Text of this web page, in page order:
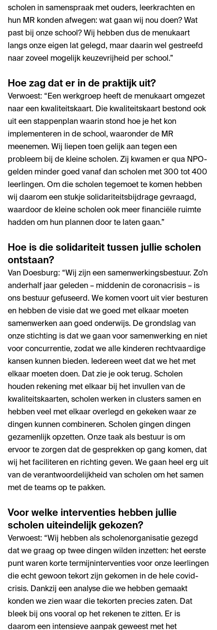
scholen in samenspraak met ouders, leerkrachten en
hun MR konden afwegen: wat gaan wij nou doen? Wat
past bij onze school? Wij hebben dus de menukaart
langs onze eigen lat gelegd, maar daarin wel gestreefd
naar zoveel mogelijk keuzevrijheid per school.”
Hoe zag dat er in de praktijk uit?
Verwoest: “Een werkgroep heeft de menukaart omgezet
naar een kwaliteitskaart. Die kwaliteitskaart bestond ook
uit een stappenplan waarin stond hoe je het kon
implementeren in de school, waaronder de MR
meenemen. Wij liepen toen gelijk aan tegen een
probleem bij de kleine scholen. Zij kwamen er qua NPO-
gelden minder goed vanaf dan scholen met 300 tot 400
leerlingen. Om die scholen tegemoet te komen hebben
wij daarom een stukje solidariteitsbijdrage gevraagd,
waardoor de kleine scholen ook meer financiële ruimte
hadden om hun plannen door te laten gaan.”
Hoe is die solidariteit tussen jullie scholen
ontstaan?
Van Doesburg: “Wij zijn een samenwerkingsbestuur. Zo’n
anderhalf jaar geleden – middenin de coronacrisis – is
ons bestuur gefuseerd. We komen voort uit vier besturen
en hebben de visie dat we goed met elkaar moeten
samenwerken aan goed onderwijs. De grondslag van
onze stichting is dat we gaan voor samenwerking en niet
voor concurrentie, zodat we alle kinderen rechtvaardige
kansen kunnen bieden. Iedereen weet dat we het met
elkaar moeten doen. Dat zie je ook terug. Scholen
houden rekening met elkaar bij het invullen van de
kwaliteitskaarten, scholen werken in clusters samen en
hebben veel met elkaar overlegd en gekeken waar ze
dingen kunnen combineren. Scholen gingen dingen
gezamenlijk opzetten. Onze taak als bestuur is om
ervoor te zorgen dat de gesprekken op gang komen, dat
wij het faciliteren en richting geven. We gaan heel erg uit
van de verantwoordelijkheid van scholen om het samen
met de teams op te pakken.
Voor welke interventies hebben jullie
scholen uiteindelijk gekozen?
Verwoest: “Wij hebben als scholenorganisatie gezegd
dat we graag op twee dingen wilden inzetten: het eerste
punt waren korte termijninterventies voor onze leerlingen
die echt gewoon tekort zijn gekomen in de hele covid-
crisis. Dankzij een analyse die we hebben gemaakt
konden we zien waar die tekorten precies zaten. Dat
bleek bij ons vooral op het rekenen te zitten. Er is
daarom een intensieve aanpak geweest met het